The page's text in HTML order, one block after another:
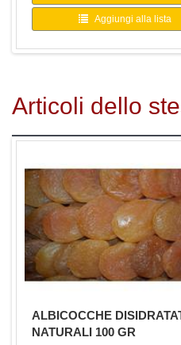
Aggiungi alla lista
Articoli dello
ALBICOCCHE
NATURALI 100 GR